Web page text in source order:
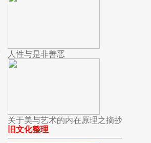
人性与是非善恶
关于美与艺术的内在原理之摘抄
旧文化整理